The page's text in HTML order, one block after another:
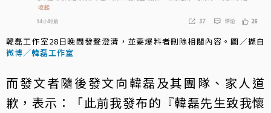
韓磊工作室28日晚間發聲澄清，並要爆料者刪除相關內容。圖／擷自
微博／韓磊工作室
而發文者隨後發文向韓磊及其團隊、家人道
歉，表示：「此前我發布的『韓磊先生致我懷